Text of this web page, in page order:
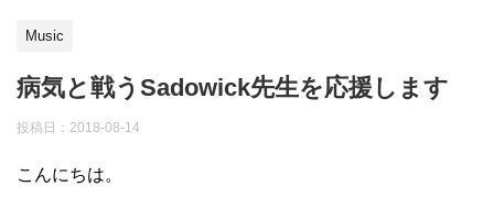
Music
病気と戦うSadowick先生を応援します
投稿日： 2018-08-14
こんにちは。